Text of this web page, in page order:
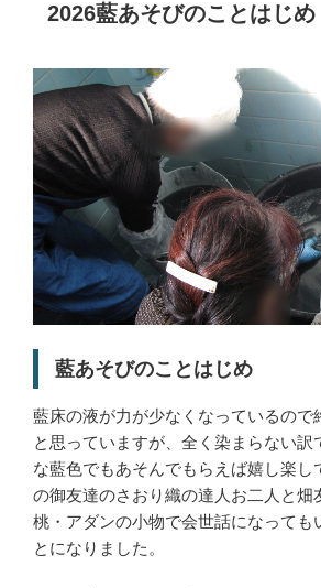
日:2026藍あそびのことはじめ
藍あそびのことはじめ
藍床の液が力が少なくなっているので
と思っていますが、全く染まらない訳
な藍色でもあそんでもらえば嬉し楽し
の御友達のさおり織の達人お二人と畑
桃・アダンの小物で会世話になっても
とになりました。